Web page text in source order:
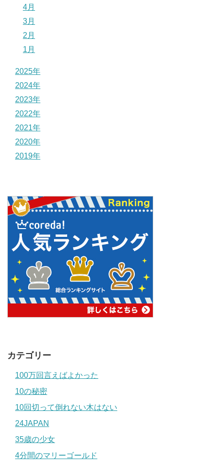
4月
3月
2月
1月
2025年
2024年
2023年
2022年
2021年
2020年
2019年
カテゴリー
100万回言えばよかった
10の秘密
10回切って倒れない木はない
24JAPAN
35歳の少女
4分間のマリーゴールド